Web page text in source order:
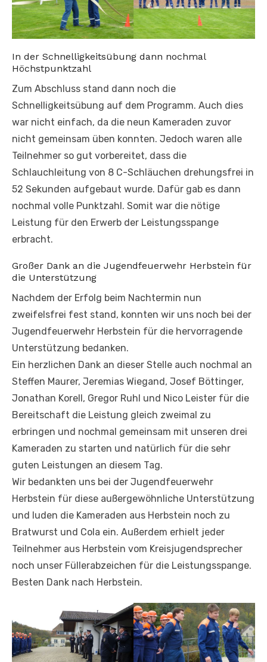
In der Schnelligkeitsübung dann nochmal
Höchstpunktzahl
Zum Abschluss stand dann noch die
Schnelligkeitsübung auf dem Programm. Auch dies
war nicht einfach, da die neun Kameraden zuvor
nicht gemeinsam üben konnten. Jedoch waren alle
Teilnehmer so gut vorbereitet, dass die
Schlauchleitung von 8 C-Schläuchen drehungsfrei in
52 Sekunden aufgebaut wurde. Dafür gab es dann
nochmal volle Punktzahl. Somit war die nötige
Leistung für den Erwerb der Leistungsspange
erbracht.
Großer Dank an die Jugendfeuerwehr Herbstein für
die Unterstützung
Nachdem der Erfolg beim Nachtermin nun
zweifelsfrei fest stand, konnten wir uns noch bei der
Jugendfeuerwehr Herbstein für die hervorragende
Unterstützung bedanken.
Ein herzlichen Dank an dieser Stelle auch nochmal an
Steffen Maurer, Jeremias Wiegand, Josef Böttinger,
Jonathan Korell, Gregor Ruhl und Nico Leister für die
Bereitschaft die Leistung gleich zweimal zu
erbringen und nochmal gemeinsam mit unseren drei
Kameraden zu starten und natürlich für die sehr
guten Leistungen an diesem Tag.
Wir bedankten uns bei der Jugendfeuerwehr
Herbstein für diese außergewöhnliche Unterstützung
und luden die Kameraden aus Herbstein noch zu
Bratwurst und Cola ein. Außerdem erhielt jeder
Teilnehmer aus Herbstein vom Kreisjugendsprecher
noch unser Füllerabzeichen für die Leistungsspange.
Besten Dank nach Herbstein.